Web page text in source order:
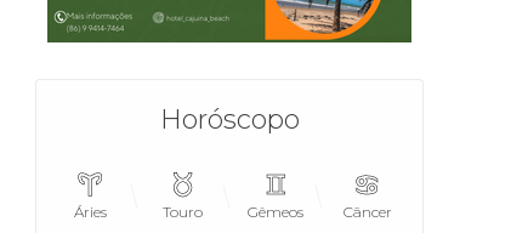
Horóscopo
Áries Touro Gêmeos Câncer